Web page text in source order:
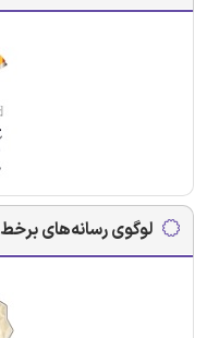
لوگوی رسانه‌های برخط